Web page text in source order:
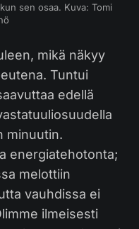
sen osaa. Kuva: Tomi
mikä näkyy
Tuntui
edellä
minuutin.
energiatehotonta;
melottiin
vauhdissa ei
ilmeisesti